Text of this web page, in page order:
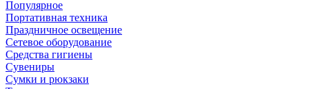
Популярное
Портативная техника
Праздничное освещение
Сетевое оборудование
Средства гигиены
Сувениры
Сумки и рюкзаки